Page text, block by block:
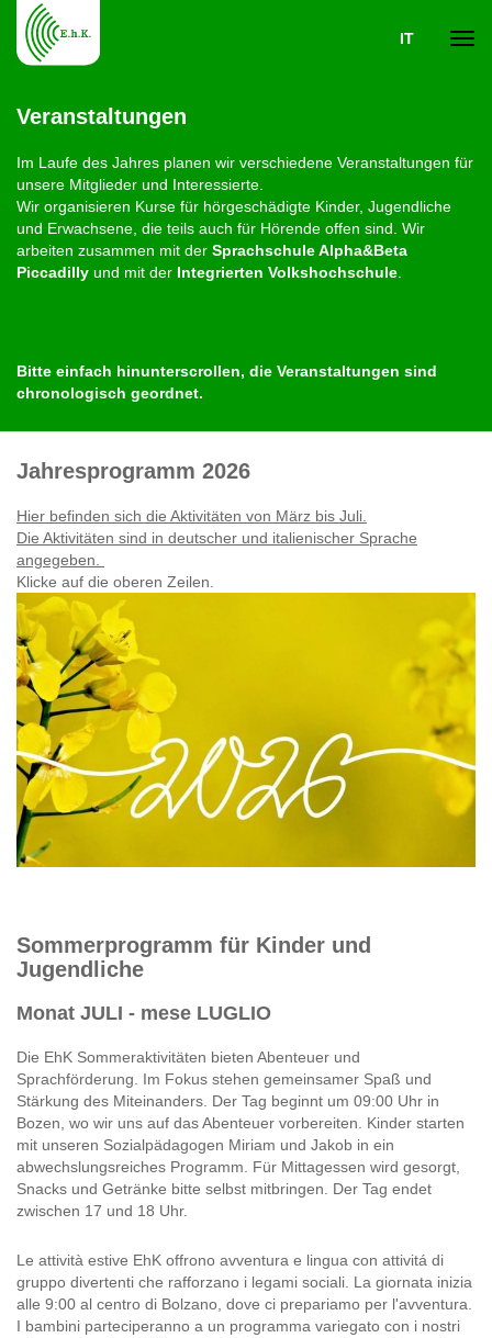
IT
Veranstaltungen
Im Laufe des Jahres planen wir verschiedene Veranstaltungen für
unsere Mitglieder und Interessierte.
Wir organisieren Kurse für hörgeschädigte Kinder, Jugendliche
und Erwachsene, die teils auch für Hörende offen sind. Wir
arbeiten zusammen mit der Sprachschule Alpha&Beta
Piccadilly und mit der Integrierten Volkshochschule
Bitte einfach hinunterscrollen, die Veranstaltungen sind
chronologisch geordnet.
Jahresprogramm 2026
Hier befinden sich die Aktivitäten von März bis Juli.
Die Aktivitäten sind in deutscher und italienischer Sprache
angegeben.
Klicke auf die oberen Zeilen.
Sommerprogramm für Kinder und
Jugendliche
Monat JULI - mese LUGLIO
Die EhK Sommeraktivitäten bieten Abenteuer und
Sprachförderung. Im Fokus stehen gemeinsamer Spaß und
Stärkung des Miteinanders. Der Tag beginnt um 09:00 Uhr in
Bozen, wo wir uns auf das Abenteuer vorbereiten. Kinder starten
mit unseren Sozialpädagogen Miriam und Jakob in ein
abwechslungsreiches Programm. Für Mittagessen wird gesorgt,
Snacks und Getränke bitte selbst mitbringen. Der Tag endet
zwischen 17 und 18 Uhr.
Le attività estive EhK offrono avventura e lingua con attivitá di
gruppo divertenti che rafforzano i legami sociali. La giornata inizia
alle 9:00 al centro di Bolzano, dove ci prepariamo per l'avventura.
I bambini parteciperanno a un programma variegato con i nostri